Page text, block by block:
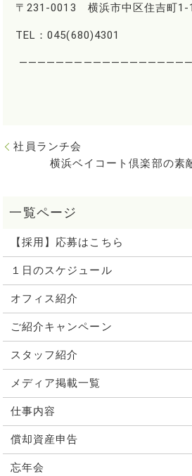
〒231-0013 横浜市中区住吉町1-
TEL：045(680)4301
社員ランチ会
横浜ベイコート倶楽部の素
【採用】応募はこちら
１日のスケジュール
オフィス紹介
ご紹介キャンペーン
スタッフ紹介
メディア掲載一覧
仕事内容
償却資産申告
忘年会